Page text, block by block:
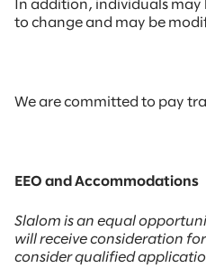
In addition, individuals
to change and may be
We are committed to pay
EEO and Accommodations
Slalom is an equal
will receive consideration
consider qualified